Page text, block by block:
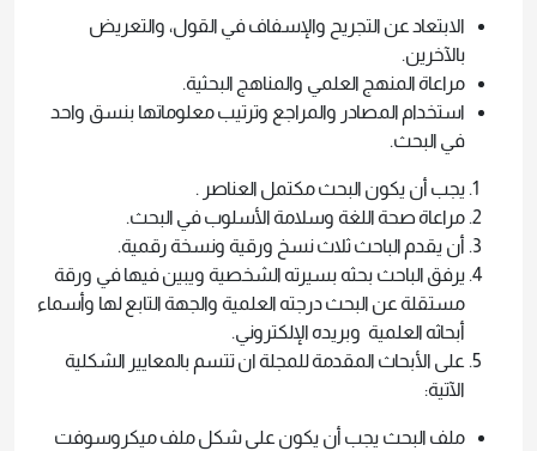
الابتعاد عن التجريح والإسفاف في القول، والتعريض
بالآخرين.
مراعاة المنهج العلمي والمناهج البحثية.
استخدام المصادر والمراجع وترتيب معلوماتها بنسق واحد
في البحث.
يجب أن يكون البحث مكتمل العناصر .
مراعاة صحة اللغة وسلامة الأسلوب في البحث.
أن يقدم الباحث ثلاث نسخ ورقية ونسخة رقمية.
يرفق الباحث بحثه بسيرته الشخصية ويبين فيها في ورقة
مستقلة عن البحث درجته العلمية والجهة التابع لها وأسماء
أبحاثه العلمية وبريده الإلكتروني.
على الأبحاث المقدمة للمجلة ان تتسم بالمعايير الشكلية
الآتية:
ملف البحث يجب أن يكون على شكل ملف ميكروسوفت